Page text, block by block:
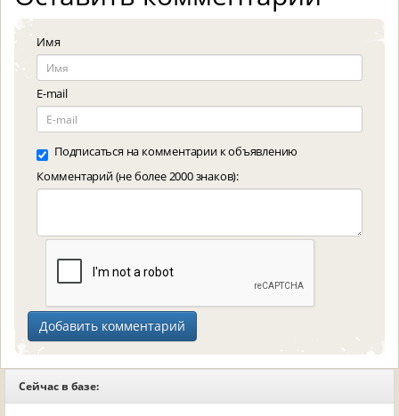
Имя
E-mail
Подписаться на комментарии к объявлению
Комментарий (не более 2000 знаков):
Сейчас в базе: